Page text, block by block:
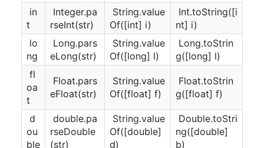
in
t
Integer.pa
rseInt(str)
String.value
Of([int] i)
Int.toString([i
nt] i)
lo
ng
Long.pars
eLong(str)
String.value
Of([long] l)
Long.toStrin
g([long] l)
fl
oa
t
Float.pars
eFloat(str)
String.value
Of([float] f)
Float.toStrin
g([float] f)
d
ou
ble
double.pa
rseDouble
(str)
String.value
Of([double]
d)
Double.toStri
ng([double]
b)